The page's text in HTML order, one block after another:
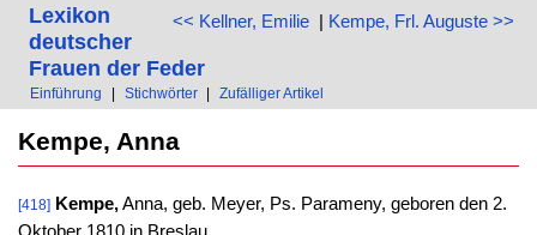
<< Kellner, Emilie| Kempe, Frl. Auguste >>
Lexikon
deutscher
Frauen der Feder
Einführung Stichwörter Zufälliger Artikel
Kempe, Anna
[418] Kempe,Anna, geb. Meyer, Ps. Parameny, geboren den 2.